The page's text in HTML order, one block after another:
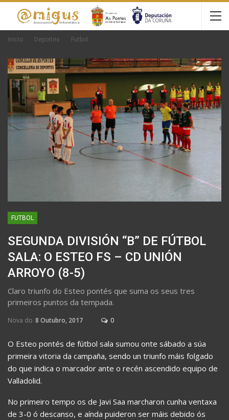
Inicio Deportes Futbol
FUTBOL
SEGUNDA DIVISIÓN “B” DE FÚTBOL
SALA: O ESTEO FS – CD UNIÓN
ARROYO (8-5)
Claro triunfo do Esteo pontés que suma os seus tres
primeiros puntos da tempada.
Nova do 8 Outubro, 2017 0
O Esteo pontés de fútbol sala sumou onte sábado a súa
primeira vitoria da campaña, sendo un triunfo máis folgado
do que indica o marcador ante o recén ascendido equipo de
Valladolid.
No primeiro tempo os de Javi Saa marcharon cunha ventaxa
de 3-0 ó descanso, e aínda puideron ser máis debido ós